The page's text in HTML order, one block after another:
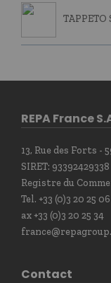
TAPPETO
REPA France
13, Rue des Forts -
SIRET: 93392429338
Registre du
Tel. +33 (0)3 20 25 06
ax +33 (0)3 20 25 34
Contact